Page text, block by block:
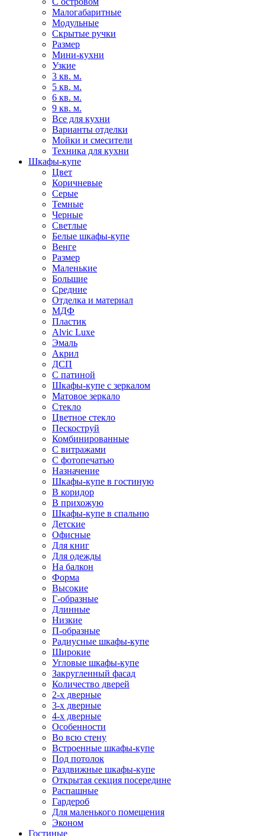
Малогабаритные
Модульные
Скрытые ручки
Размер
Мини-кухни
Узкие
3 кв. м.
5 кв. м.
6 кв. м.
9 кв. м.
Все для кухни
Варианты отделки
Мойки и смесители
Техника для кухни
Шкафы-купе
Цвет
Коричневые
Серые
Темные
Черные
Светлые
Белые шкафы-купе
Венге
Размер
Маленькие
Большие
Средние
Отделка и материал
МДФ
Пластик
Alvic Luxe
Эмаль
Акрил
ДСП
С патиной
Шкафы-купе с зеркалом
Матовое зеркало
Стекло
Цветное стекло
Пескоструй
Комбинированные
С витражами
С фотопечатью
Назначение
Шкафы-купе в гостиную
В коридор
В прихожую
Шкафы-купе в спальню
Детские
Офисные
Для книг
Для одежды
На балкон
Форма
Высокие
Г-образные
Длинные
Низкие
П-образные
Радиусные шкафы-купе
Широкие
Угловые шкафы-купе
Закругленный фасад
Количество дверей
2-х дверные
3-х дверные
4-х дверные
Особенности
Во всю стену
Встроенные шкафы-купе
Под потолок
Раздвижные шкафы-купе
Открытая секция посередине
Распашные
Гардероб
Для маленького помещения
Эконом
Гостиные